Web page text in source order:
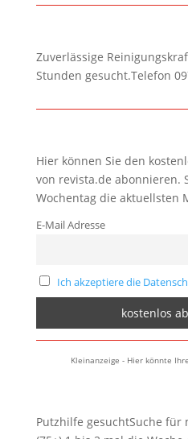
Zuverlässige
Stunden gesucht.Telefon
Hier können Sie den
von revista.de abonnieren.
Wochentag die aktuellsten
E-Mail Adresse
Ich akzeptiere die
Kleinanzeige - Hier könnte
Putzhilfe gesuchtSuche für